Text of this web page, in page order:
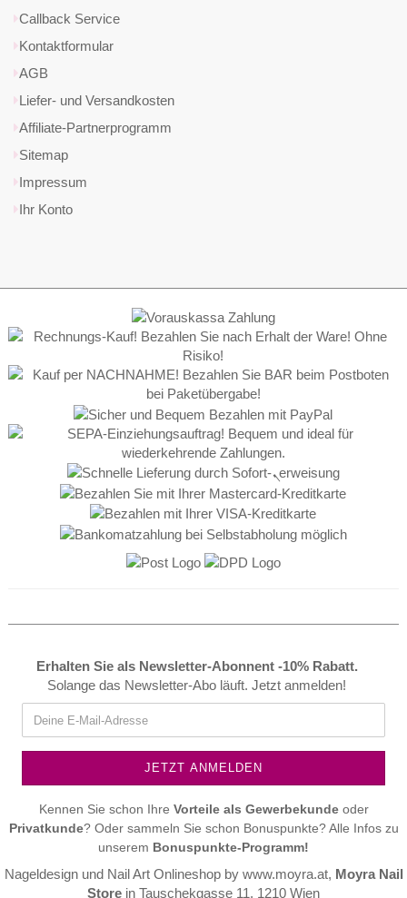
Callback Service
Kontaktformular
AGB
Liefer- und Versandkosten
Affiliate-Partnerprogramm
Sitemap
Impressum
Ihr Konto
Erhalten Sie als Newsletter-Abonnent -10% Rabatt.
Solange das Newsletter-Abo läuft. Jetzt anmelden!
Kennen Sie schon Ihre Vorteile als Gewerbekundeoder
Privatkunde? Oder sammeln Sie schon Bonuspunkte? Alle Infos zu
unserem Bonuspunkte-Programm!
Nageldesign und Nail Art Onlineshop by www.moyra.at, Moyra Nail
Store in Tauschekgasse 11, 1210 Wien